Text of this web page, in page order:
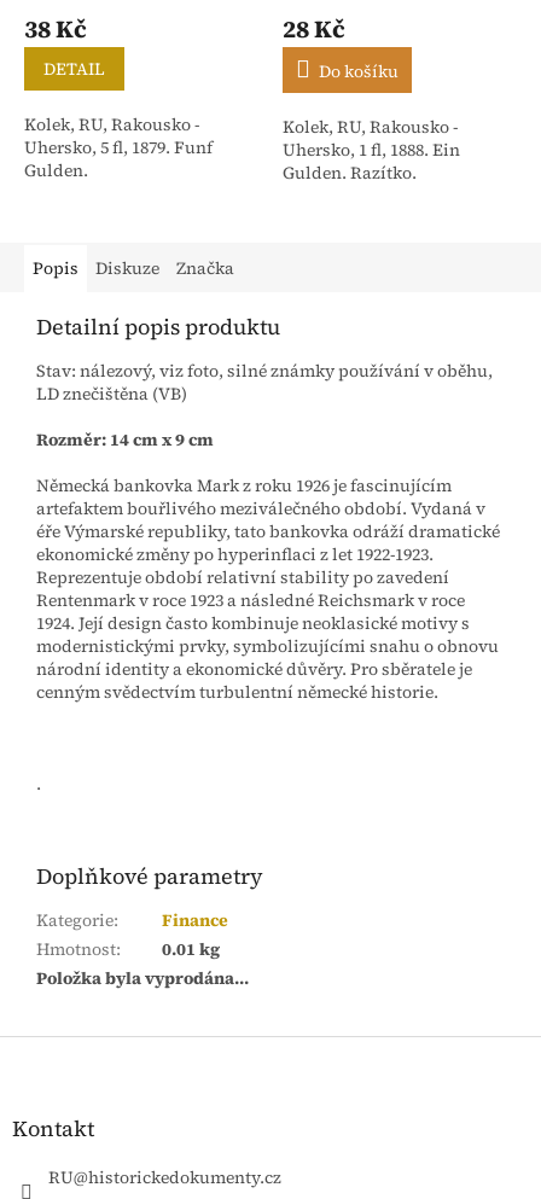
38 Kč
DETAIL
Kolek, RU, Rakousko -
Uhersko, 5 fl, 1879. Funf
Gulden.
28 Kč
Do košíku
Kolek, RU, Rakousko -
Uhersko, 1 fl, 1888. Ein
Gulden. Razítko.
Popis Diskuze Značka
Detailní popis produktu
Stav: nálezový, viz foto, silné známky používání v oběhu,
LD znečištěna (VB)
Rozměr: 14 cm x 9 cm
Německá bankovka Mark z roku 1926 je fascinujícím
artefaktem bouřlivého meziválečného období. Vydaná v
éře Výmarské republiky, tato bankovka odráží dramatické
ekonomické změny po hyperinflaci z let 1922-1923.
Reprezentuje období relativní stability po zavedení
Rentenmark v roce 1923 a následné Reichsmark v roce
1924. Její design často kombinuje neoklasické motivy s
modernistickými prvky, symbolizujícími snahu o obnovu
národní identity a ekonomické důvěry. Pro sběratele je
cenným svědectvím turbulentní německé historie.
.
Doplňkové parametry
Kategorie:
Finance
Hmotnost:
0.01 kg
Položka byla vyprodána…
Z
Kontakt
RU@historickedokumenty.cz